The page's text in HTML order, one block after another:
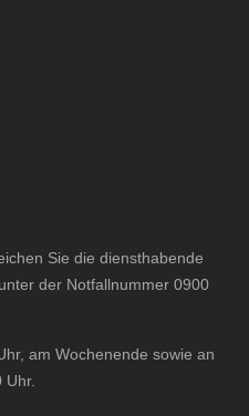
Sie die diensthabende
der Notfallnummer 0900
am Wochenende sowie an